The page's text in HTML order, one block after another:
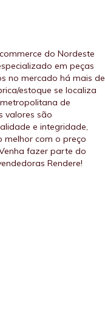
do Nordeste
em peças
no mercado há mais de
estoque se localiza
de
valores são
e integridade,
melhor com o preço
fazer parte do
Rendere!